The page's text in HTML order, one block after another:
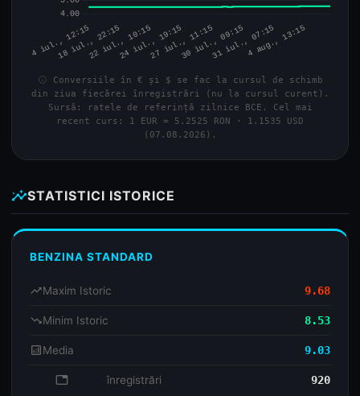
info Conversiile în € și $ se fac la cursul de schimb
din ziua fiecărei înregistrări (nu la cursul curent).
Sursă: ratele de referință zilnice BCE. Cel mai
recent curs: 1 EUR = 5.2525 RON · 1.1535 USD
(07.08.2026).
insightsSTATISTICI ISTORICE
BENZINA STANDARD
trending_upMaxim Istoric 9.68
trending_downMinim Istoric 8.53
analyticsMedia 9.03
database înregistrări 920